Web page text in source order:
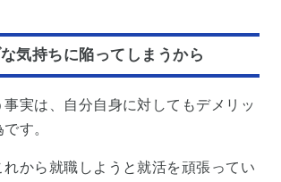
気持ちに陥ってしまうから
事実は、自分自身に対してもデメリッ
す。
から就職しようと就活を頑張ってい